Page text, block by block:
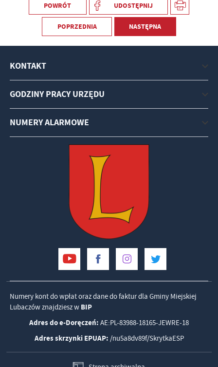
POWRÓT UDOSTĘPNIJ
POPRZEDNIA NASTĘPNA
KONTAKT
GODZINY PRACY URZĘDU
NUMERY ALARMOWE
Numery kont do wpłat oraz dane do faktur dla Gminy Miejskiej
Lubaczów znajdziesz w BIP
Adres do e-Doręczeń: AE:PL-83988-18165-JEWRE-18
Adres skrzynki EPUAP: /nu5a8dv89f/SkrytkaESP